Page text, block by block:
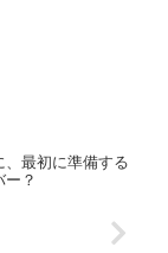
、最初に準備する
？